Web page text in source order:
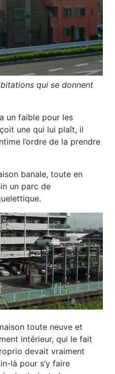
qui se donnent
un faible pour les
une qui lui plaît, il
l’ordre de la prendre
banale, toute en
un parc de
toute neuve et
intérieur, qui le fait
devait vraiment
là pour s’y faire